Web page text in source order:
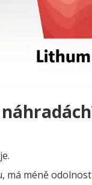
má méně